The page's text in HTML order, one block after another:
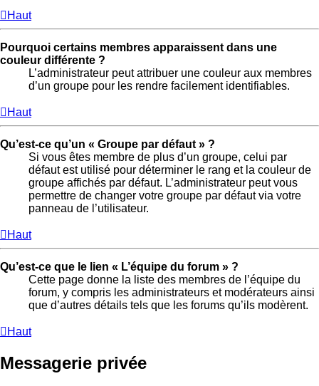
Haut
Pourquoi certains membres apparaissent dans une
couleur différente ?
L’administrateur peut attribuer une couleur aux membres
d’un groupe pour les rendre facilement identifiables.
Haut
Qu’est-ce qu’un « Groupe par défaut » ?
Si vous êtes membre de plus d’un groupe, celui par
défaut est utilisé pour déterminer le rang et la couleur de
groupe affichés par défaut. L’administrateur peut vous
permettre de changer votre groupe par défaut via votre
panneau de l’utilisateur.
Haut
Qu’est-ce que le lien « L’équipe du forum » ?
Cette page donne la liste des membres de l’équipe du
forum, y compris les administrateurs et modérateurs ainsi
que d’autres détails tels que les forums qu’ils modèrent.
Haut
Messagerie privée